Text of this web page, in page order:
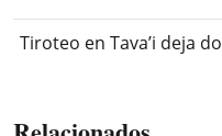
Tiroteo en Tava’i deja